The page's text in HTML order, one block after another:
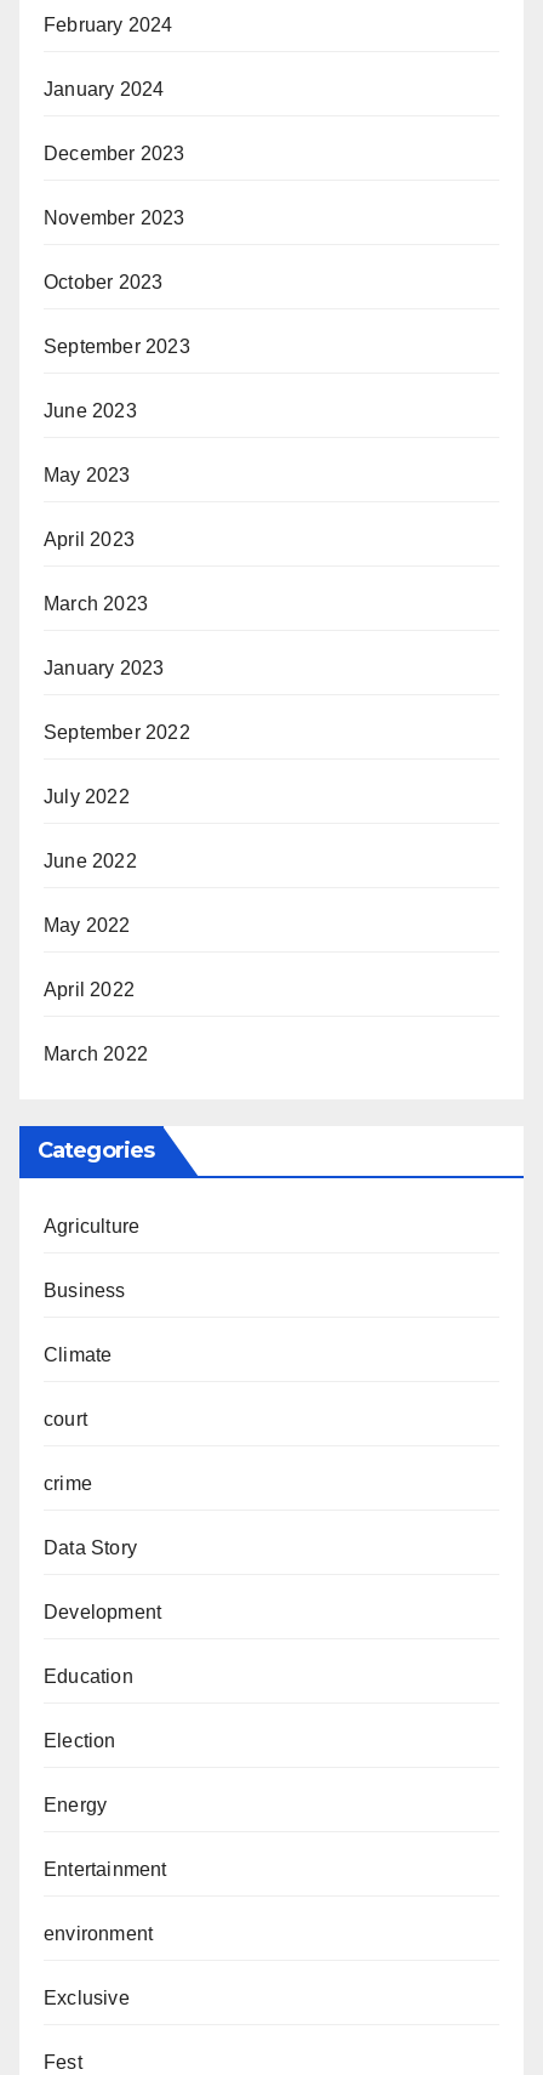
February 2024
January 2024
December 2023
November 2023
October 2023
September 2023
June 2023
May 2023
April 2023
March 2023
January 2023
September 2022
July 2022
June 2022
May 2022
April 2022
March 2022
Categories
Agriculture
Business
Climate
court
crime
Data Story
Development
Education
Election
Energy
Entertainment
environment
Exclusive
Fest